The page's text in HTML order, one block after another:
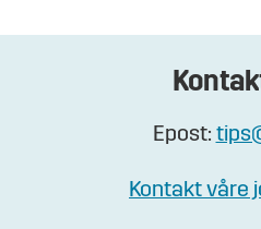
Epost:
Kontakt våre